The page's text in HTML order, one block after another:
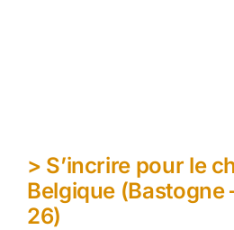
> S’incrire pour le
Belgique (Bastogne
26)